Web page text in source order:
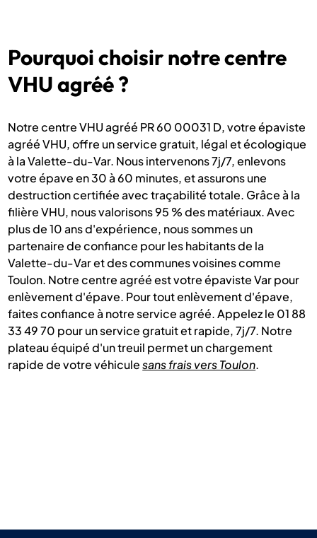
Pourquoi choisir notre centre
VHU agréé ?
Notre centre VHU agréé PR 60 00031 D, votre épaviste
agréé VHU, offre un service gratuit, légal et écologique
à la Valette-du-Var. Nous intervenons 7j/7, enlevons
votre épave en 30 à 60 minutes, et assurons une
destruction certifiée avec traçabilité totale. Grâce à la
filière VHU, nous valorisons 95 % des matériaux. Avec
plus de 10 ans d'expérience, nous sommes un
partenaire de confiance pour les habitants de la
Valette-du-Var et des communes voisines comme
Toulon. Notre centre agréé est votre épaviste Var pour
enlèvement d'épave. Pour tout enlèvement d'épave,
faites confiance à notre service agréé. Appelez le 01 88
33 49 70 pour un service gratuit et rapide, 7j/7. Notre
plateau équipé d'un treuil permet un chargement
rapide de votre véhiculesans frais vers Toulon.